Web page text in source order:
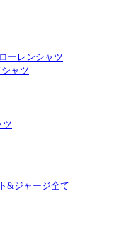
ーレンシャツ
ャツ
ツ
&ジャージ全て